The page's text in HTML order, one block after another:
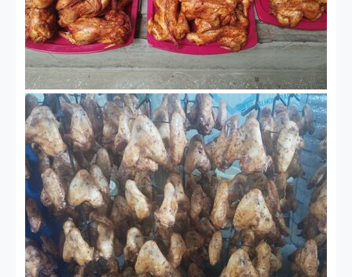
Халяльное приготовление: Халяль означает, что
индейка обрабатывается в соответствии с
особыми исламскими диетическими законами,
которые включают правила забоя, которые
некоторые считают более гуманными, чем
традиционные методы.
Качество и другие преимущества: Многие
халяльные индейки также продаются как
полностью натуральные и выращенные без
добавления гормонов или антибиотиков.
Доступность: Они могут быть популярным
продуктом, поэтому лучше всего заказывать их
заблаговременно до Дня благодарения, чтобы
обеспечить наличие и доставку до праздника,
как отмечают такие источники, как move halal и
MEAT+POULTRY.